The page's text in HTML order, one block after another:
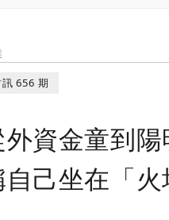
訊 656 期
外資金童到
己坐在「火